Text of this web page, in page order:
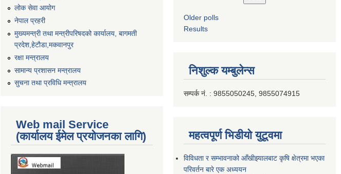
लोक सेवा आयोग
नेपाल प्रहरी
मुख्यमन्त्री तथा मन्त्रीपरिषदको कार्यालय, बागमती
प्रदेश,हेटाैडा,मकवानपुर
रक्षा मन्त्रालय
सामान्य प्रशासन मन्त्रालय
सुचना तथा प्रविधि मन्त्रालय
Web mail Service
(कार्यालय ईमेल प्रयोजनका लागि)
Older polls
Results
निशुल्क यम्बुलेन्स
सम्पर्क नं. : 9855050245, 9855074915
महत्वपूर्ण भिडीयो युटूवमा
विविधता र सम्भावनाको आँखीझ्यालबाट कृषि क्षेत्रमा भएका
परिवर्तन बारे एक अध्ययन